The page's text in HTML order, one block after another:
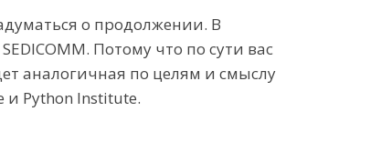
о продолжении. В
Потому что по сути вас
аналогичная по целям и смыслу
и Python Institute.